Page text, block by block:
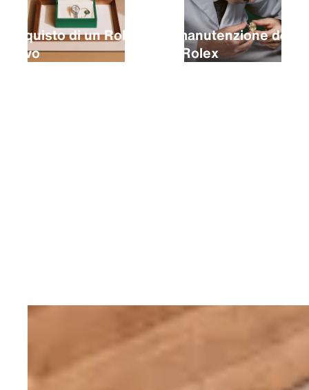
L’acquisto di un Rolex
nuovo
La manutenzione del
tuo Rolex